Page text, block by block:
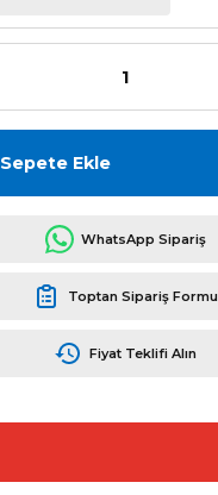
Sepete Ekle
WhatsApp Sipariş
Toptan Sipariş Formu
Fiyat Teklifi Alın